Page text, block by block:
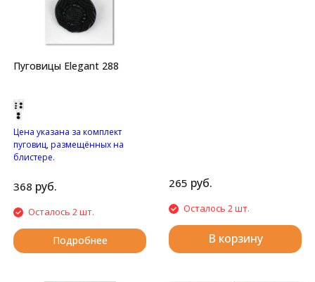
Пуговицы Elegant 288
Цена указана за комплект
пуговиц, размещённых на
блистере.
ножке.
368 руб.
Осталось 2 шт.
Подробнее
265 руб.
Осталось 2 шт.
В корзину